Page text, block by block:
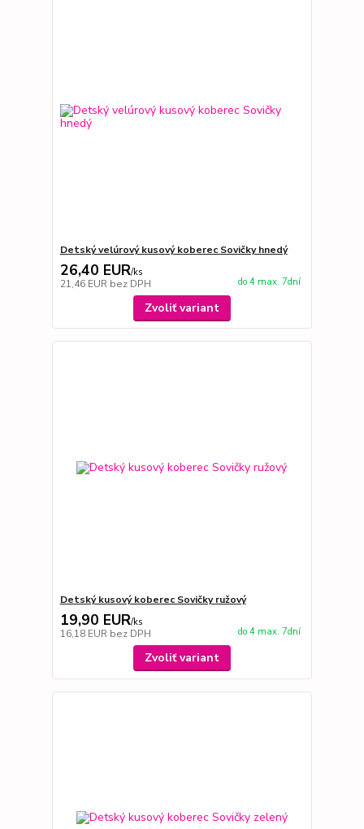
Detský velúrový kusový koberec Sovičky hnedý
26,40 EUR/ks
21,46 EUR bez DPH do 4 max. 7dní
Zvoliť variant
Detský kusový koberec Sovičky ružový
19,90 EUR/ks
16,18 EUR bez DPH do 4 max. 7dní
Zvoliť variant